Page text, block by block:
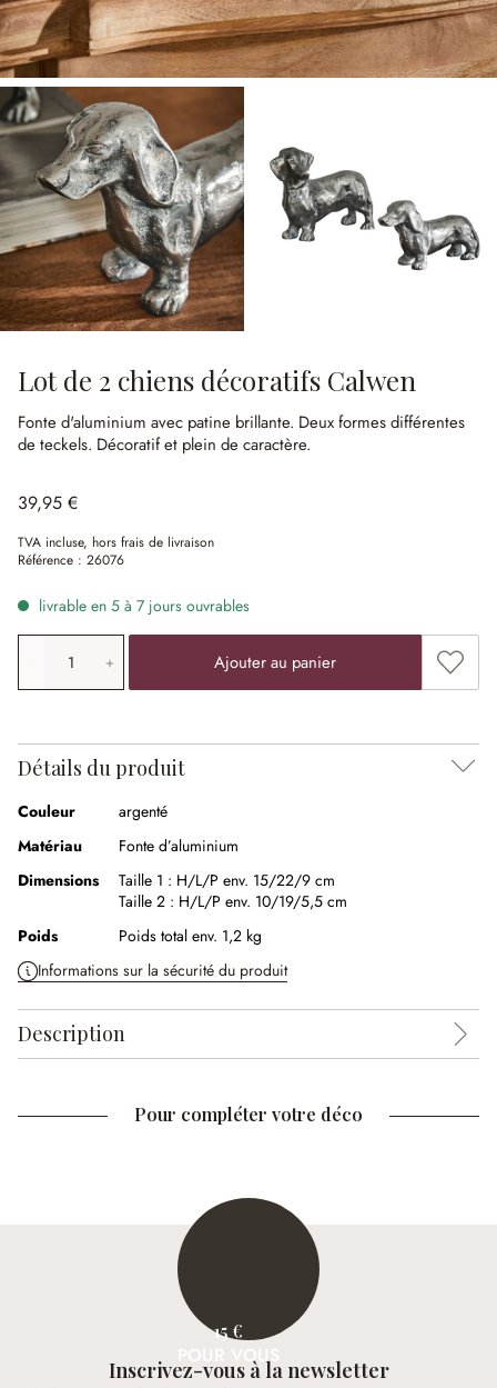
Lot de 2 chiens décoratifs Calwen
Fonte d'aluminium avec patine brillante. Deux formes différentes
de teckels. Décoratif et plein de caractère.
39,95 €
TVA incluse, hors frais de livraison
Référence : 26076
livrable en 5 à 7 jours ouvrables
Quantité de produit: saisissez la valeur souhaitée ou
Ajouter au panier
Détails du produit
Couleur
argenté
Matériau
Fonte d’aluminium
Dimensions
Taille 1 : H/L/P env. 15/22/9 cm
Taille 2 : H/L/P env. 10/19/5,5 cm
Poids
Poids total env. 1,2 kg
Informations sur la sécurité du produit
Description
Pour compléter votre déco
15 €
POUR VOUS
Inscrivez-vous à la newsletter